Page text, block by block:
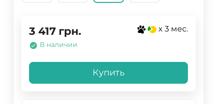
3 417 грн. x 3 мес.
В наличии
Купить